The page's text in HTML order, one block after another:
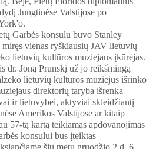
Jungtinėse Valstijose po
Garbės konsulu buvo Stanley
miręs vienas ryškiausių JAV lietuvių
lietuvių kultūros muziejaus įkūrėjas.
dr. Joną Prunskį už jo reikšmingą
lietuvių kultūros muziejus išrinko
direktorių taryba išrenka
ir lietuvybei, aktyviai skleidžiantį
Amerikos Valstijose ar kitaip
57-tą kartą teikiamas apdovanojimas
konsului bus įteiktas
šių metų gruodžio 2 d. 6